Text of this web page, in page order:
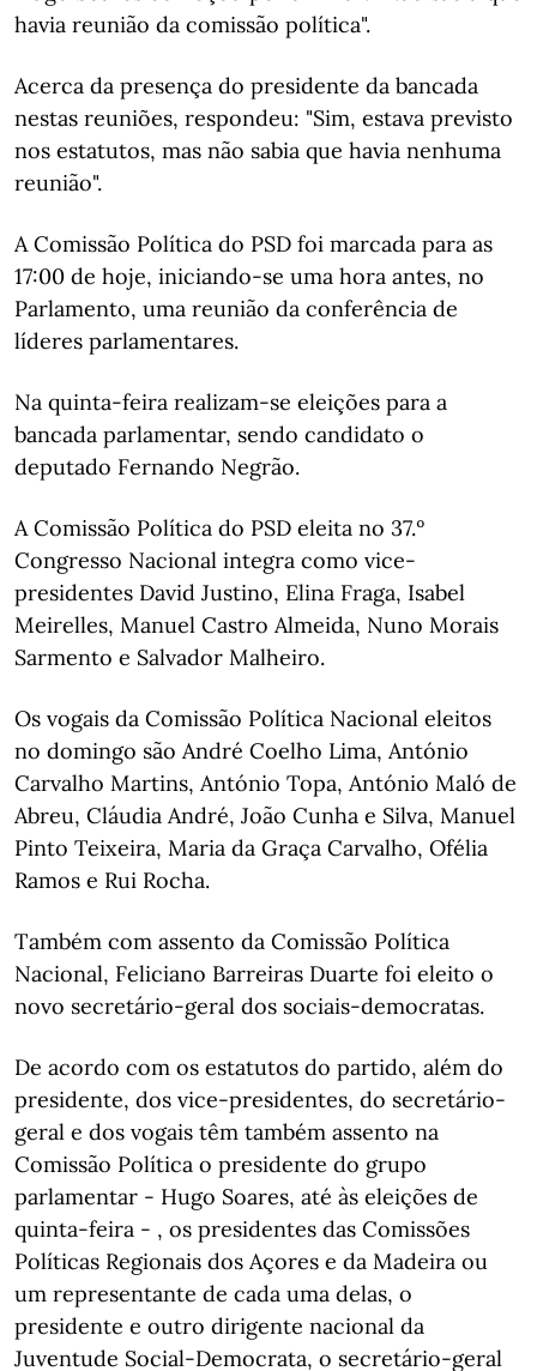
havia reunião da comissão política".
Acerca da presença do presidente da bancada
nestas reuniões, respondeu: "Sim, estava previsto
nos estatutos, mas não sabia que havia nenhuma
reunião".
A Comissão Política do PSD foi marcada para as
17:00 de hoje, iniciando-se uma hora antes, no
Parlamento, uma reunião da conferência de
líderes parlamentares.
Na quinta-feira realizam-se eleições para a
bancada parlamentar, sendo candidato o
deputado Fernando Negrão.
A Comissão Política do PSD eleita no 37.º
Congresso Nacional integra como vice-
presidentes David Justino, Elina Fraga, Isabel
Meirelles, Manuel Castro Almeida, Nuno Morais
Sarmento e Salvador Malheiro.
Os vogais da Comissão Política Nacional eleitos
no domingo são André Coelho Lima, António
Carvalho Martins, António Topa, António Maló de
Abreu, Cláudia André, João Cunha e Silva, Manuel
Pinto Teixeira, Maria da Graça Carvalho, Ofélia
Ramos e Rui Rocha.
Também com assento da Comissão Política
Nacional, Feliciano Barreiras Duarte foi eleito o
novo secretário-geral dos sociais-democratas.
De acordo com os estatutos do partido, além do
presidente, dos vice-presidentes, do secretário-
geral e dos vogais têm também assento na
Comissão Política o presidente do grupo
parlamentar - Hugo Soares, até às eleições de
quinta-feira - , os presidentes das Comissões
Políticas Regionais dos Açores e da Madeira ou
um representante de cada uma delas, o
presidente e outro dirigente nacional da
Juventude Social-Democrata, o secretário-geral